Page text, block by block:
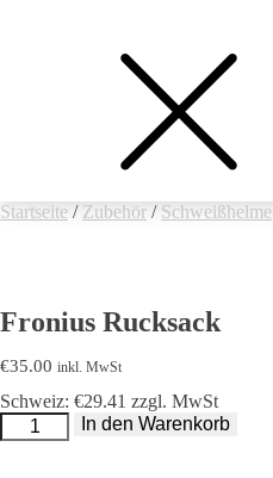
Startseite / Zubehör / Schweißhelme
Fronius Rucksack
€35.00 inkl. MwSt
Schweiz: €29.41 zzgl. MwSt
Fronius
Rucksack
In den Warenkorb